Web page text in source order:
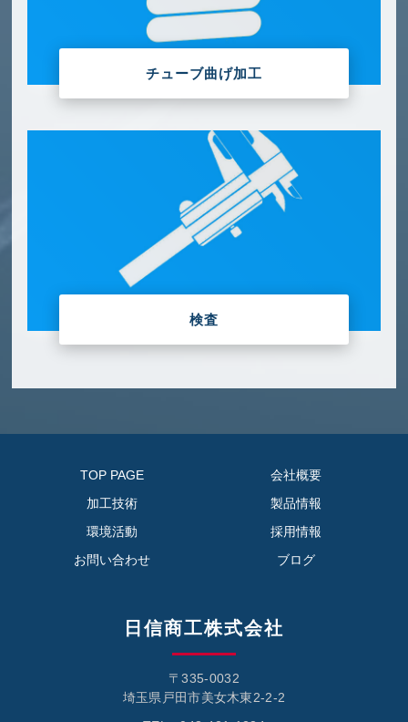
チューブ曲げ加工
検査
TOP PAGE
会社概要
加工技術
製品情報
環境活動
採用情報
お問い合わせ
ブログ
日信商工株式会社
〒335-0032
埼玉県戸田市美女木東2-2-2